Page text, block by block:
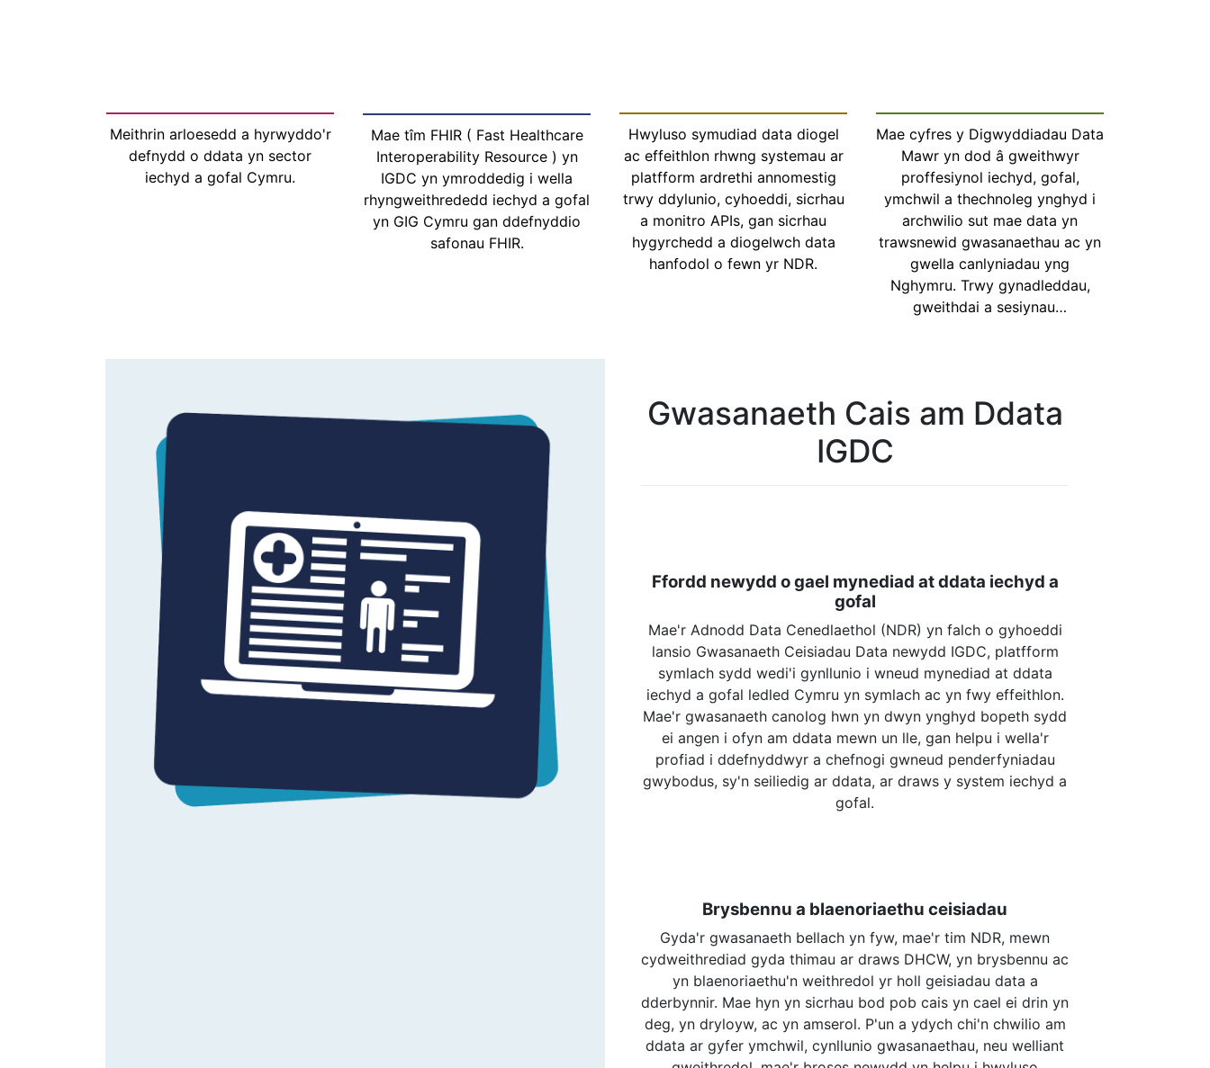
Meithrin arloesedd a hyrwyddo'r
defnydd o ddata yn sector
iechyd a gofal Cymru.
Mae tîm FHIR ( Fast Healthcare
Interoperability Resource ) yn
IGDC yn ymroddedig i wella
rhyngweithrededd iechyd a gofal
yn GIG Cymru gan ddefnyddio
safonau FHIR.
Hwyluso symudiad data diogel
ac effeithlon rhwng systemau ar
platfform ardrethi annomestig
trwy ddylunio, cyhoeddi, sicrhau
a monitro APIs, gan sicrhau
hygyrchedd a diogelwch data
hanfodol o fewn yr NDR.
Mae cyfres y Digwyddiadau Data
Mawr yn dod â gweithwyr
proffesiynol iechyd, gofal,
ymchwil a thechnoleg ynghyd i
archwilio sut mae data yn
trawsnewid gwasanaethau ac yn
gwella canlyniadau yng
Nghymru. Trwy gynadleddau,
gweithdai a sesiynau…
Gwasanaeth Cais am Ddata
IGDC
Ffordd newydd o gael mynediad at ddata iechyd a
gofal
Mae'r Adnodd Data Cenedlaethol (NDR) yn falch o gyhoeddi
lansio Gwasanaeth Ceisiadau Data newydd IGDC, platfform
symlach sydd wedi'i gynllunio i wneud mynediad at ddata
iechyd a gofal ledled Cymru yn symlach ac yn fwy effeithlon.
Mae'r gwasanaeth canolog hwn yn dwyn ynghyd bopeth sydd
ei angen i ofyn am ddata mewn un lle, gan helpu i wella'r
profiad i ddefnyddwyr a chefnogi gwneud penderfyniadau
gwybodus, sy'n seiliedig ar ddata, ar draws y system iechyd a
gofal.
Brysbennu a blaenoriaethu ceisiadau
Gyda'r gwasanaeth bellach yn fyw, mae'r tim NDR, mewn
cydweithrediad gyda thimau ar draws DHCW, yn brysbennu ac
yn blaenoriaethu'n weithredol yr holl geisiadau data a
dderbynnir. Mae hyn yn sicrhau bod pob cais yn cael ei drin yn
deg, yn dryloyw, ac yn amserol. P'un a ydych chi'n chwilio am
ddata ar gyfer ymchwil, cynllunio gwasanaethau, neu welliant